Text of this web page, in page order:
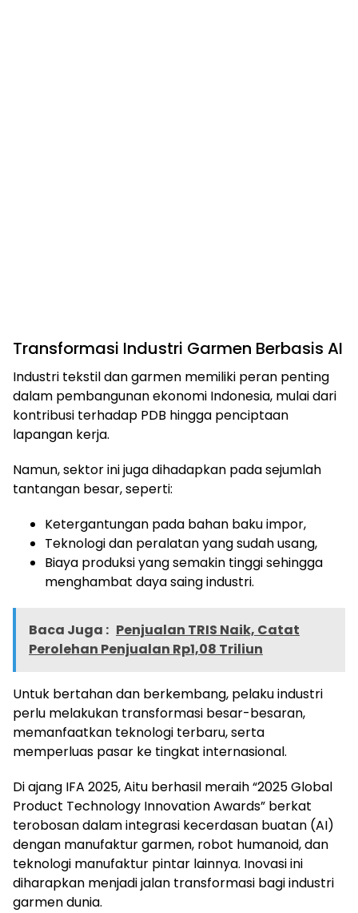
Transformasi Industri Garmen Berbasis AI
Industri tekstil dan garmen memiliki peran penting
dalam pembangunan ekonomi Indonesia, mulai dari
kontribusi terhadap PDB hingga penciptaan
lapangan kerja.
Namun, sektor ini juga dihadapkan pada sejumlah
tantangan besar, seperti:
Ketergantungan pada bahan baku impor,
Teknologi dan peralatan yang sudah usang,
Biaya produksi yang semakin tinggi sehingga
menghambat daya saing industri.
Baca Juga : Penjualan TRIS Naik, Catat
Perolehan Penjualan Rp1,08 Triliun
Untuk bertahan dan berkembang, pelaku industri
perlu melakukan transformasi besar-besaran,
memanfaatkan teknologi terbaru, serta
memperluas pasar ke tingkat internasional.
Di ajang IFA 2025, Aitu berhasil meraih “2025 Global
Product Technology Innovation Awards” berkat
terobosan dalam integrasi kecerdasan buatan (AI)
dengan manufaktur garmen, robot humanoid, dan
teknologi manufaktur pintar lainnya. Inovasi ini
diharapkan menjadi jalan transformasi bagi industri
garmen dunia.